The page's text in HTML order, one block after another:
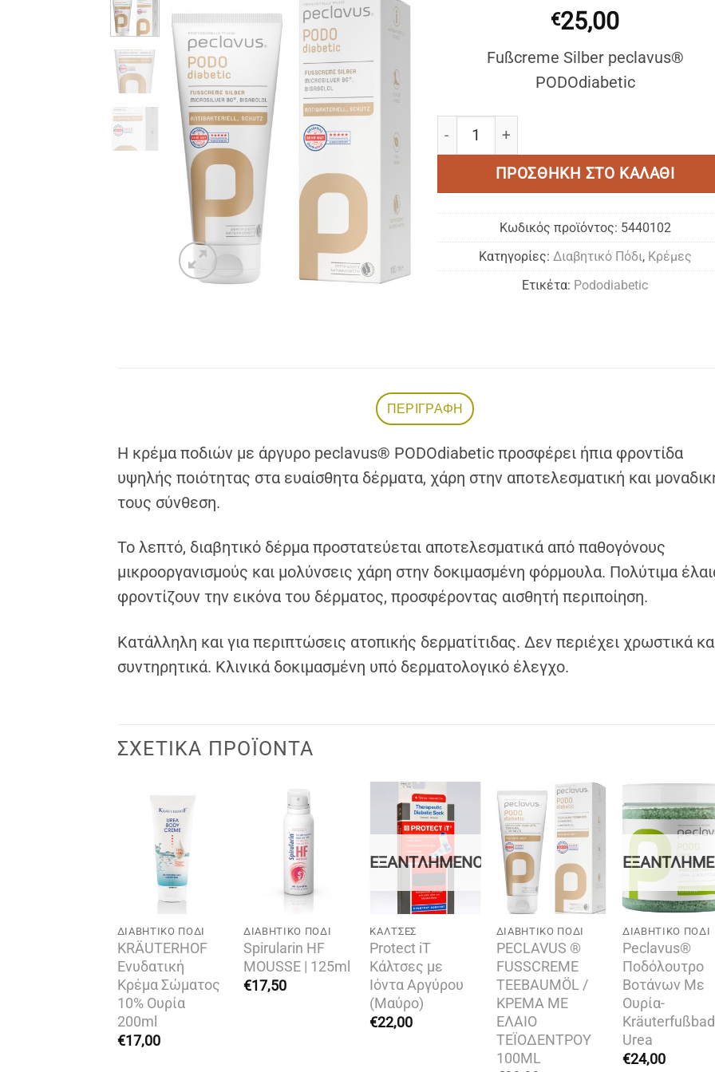
Add to
wishlist
€25,00
Fußcreme Silber peclavus®
PODOdiabetic
PECLAVUS ® FUSSCREME SILBER /
ΠΡΟΣΘΉΚΗ ΣΤΟ ΚΑΛΆΘΙ
Κωδικός προϊόντος: 5440102
Κατηγορίες: Διαβητικό Πόδι, Κρέμες
Ετικέτα: Pododiabetic
ΠΕΡΙΓΡΑΦΉ
Η κρέμα ποδιών με άργυρο peclavus® PODOdiabetic προσφέρει ήπια φροντίδα
υψηλής ποιότητας στα ευαίσθητα δέρματα, χάρη στην αποτελεσματική και
τους σύνθεση.
Το λεπτό, διαβητικό δέρμα προστατεύεται αποτελεσματικά από παθογόνους
μικροοργανισμούς και μολύνσεις χάρη στην δοκιμασμένη φόρμουλα. Πολύτιμα
φροντίζουν την εικόνα του δέρματος, προσφέροντας αισθητή περιποίηση.
Κατάλληλη και για περιπτώσεις ατοπικής δερματίτιδας. Δεν περιέχει χρωστικά
συντηρητικά. Κλινικά δοκιμασμένη υπό δερματολογικό έλεγχο.
ΣΧΕΤΙΚΆ ΠΡΟΪΌΝΤΑ
Add to
wishlist
ΔΙΑΒΗΤΙΚΌ ΠΌΔΙ
KRÄUTERHOF
Ενυδατική
Κρέμα Σώματος
10% Ουρία
200ml
€17,00
Add to
wishlist
ΔΙΑΒΗΤΙΚΌ ΠΌΔΙ
Spirularin HF
MOUSSE | 125ml
€17,50
Add to
wishlist
ΕΞΑΝΤΛΗΜΈΝΟ
KΆΛΤΣΕΣ
Protect iT
Κάλτσες με
Ιόντα Αργύρου
(Μαύρο)
€22,00
Add to
wishlist
ΔΙΑΒΗΤΙΚΌ ΠΌΔΙ
PECLAVUS ®
FUSSCREME
TEEBAUMÖL /
ΚΡΕΜΑ ΜΕ
ΕΛΑΙΟ
TΕΪΟΔΕΝΤΡΟΥ
100ML
Add
wishlist
ΔΙΑΒΗΤΙΚΌ ΠΌΔΙ
Peclavus®
Ποδόλουτρο
Βοτάνων Με
Ουρία-
Kräuterfußbad
Urea
€24,00